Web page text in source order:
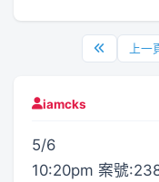
上一
iamcks
5/6
10:20pm 案號